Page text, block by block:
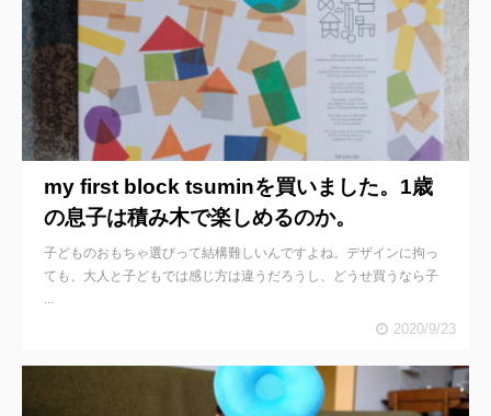
my first block tsuminを買いました。1歳
の息子は積み木で楽しめるのか。
子どものおもちゃ選びって結構難しいんですよね。デザインに拘っ
ても、大人と子どもでは感じ方は違うだろうし、どうせ買うなら子
...
2020/9/23